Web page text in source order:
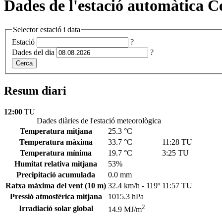
Dades de l'estació automàtica
Selector estació i data
Estació
?
Dades del dia
?
Cerca
Resum diari
12:00 TU
Dades diàries de l'estació meteorològica
Temperatura mitjana
25.3 °C
Temperatura màxima
33.7 °C
11:28 TU
Temperatura mínima
19.7 °C
3:25 TU
Humitat relativa mitjana
53%
Precipitació acumulada
0.0 mm
Ratxa màxima del vent (10 m) 32.4 km/h - 119º 11:57 TU
Pressió atmosfèrica mitjana
1015.3 hPa
Irradiació solar global
14.9 MJ/m2